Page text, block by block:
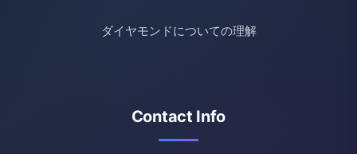
ダイヤモンドについての理解
Contact Info